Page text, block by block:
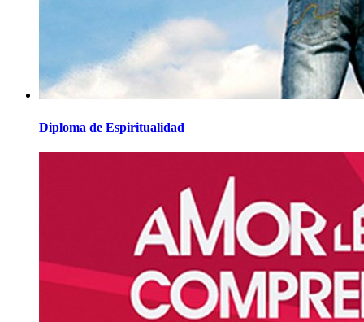
Diploma de Espiritualidad